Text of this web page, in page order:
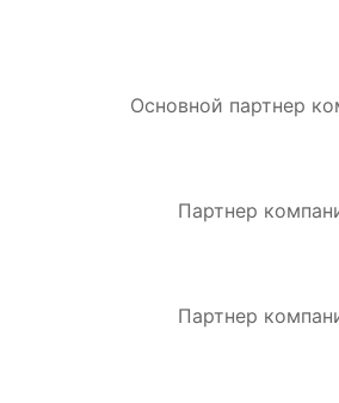
Основной партнер
Партнер
Партнер